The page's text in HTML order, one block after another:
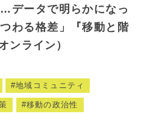
データで明らかになっ
わる格差」『移動と階
ンライン）
地域コミュニティ
移動の政治性